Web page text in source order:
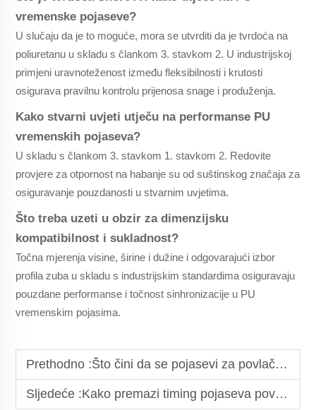
vremenske pojaseve?
U slučaju da je to moguće, mora se utvrditi da je tvrdoća na
poliuretanu u skladu s člankom 3. stavkom 2. U industrijskoj
primjeni uravnoteženost između fleksibilnosti i krutosti
osigurava pravilnu kontrolu prijenosa snage i produženja.
Kako stvarni uvjeti utječu na performanse PU
vremenskih pojaseva?
U skladu s člankom 3. stavkom 1. stavkom 2. Redovite
provjere za otpornost na habanje su od suštinskog značaja za
osiguravanje pouzdanosti u stvarnim uvjetima.
Što treba uzeti u obzir za dimenzijsku
kompatibilnost i sukladnost?
Točna mjerenja visine, širine i dužine i odgovarajući izbor
profila zuba u skladu s industrijskim standardima osiguravaju
pouzdane performanse i točnost sinhronizacije u PU
vremenskim pojasima.
Prethodno :Što čini da se pojasevi za povlačenje iz vozila mogu koristiti u teškim industrijskim radovima
Sljedeće :Kako premazi timing pojaseva povećavaju performanse industrijske opreme